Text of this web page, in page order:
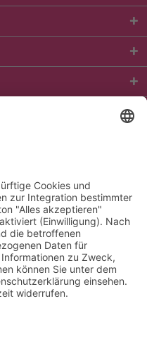
zzgl.
und ggf.
anders beschrieben
Zahlungsarten
Mein Konto
Datenschutz
Impressum
Widerrufsbelehrung